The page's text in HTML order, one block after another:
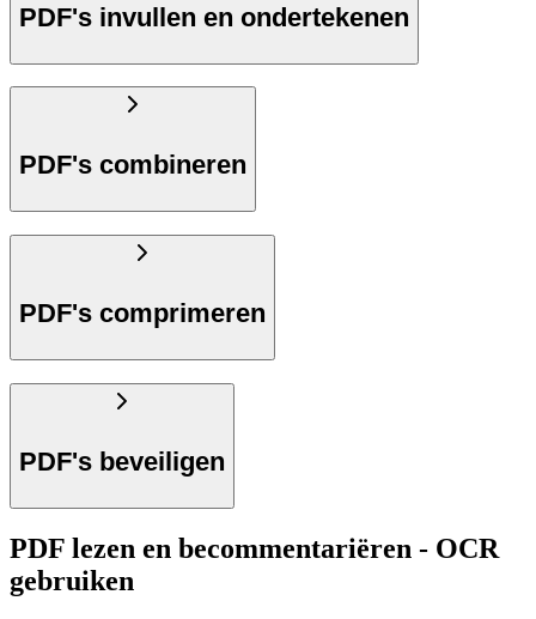
PDF's invullen en ondertekenen
PDF's combineren
PDF's comprimeren
PDF's beveiligen
PDF lezen en becommentariëren - OCR
gebruiken